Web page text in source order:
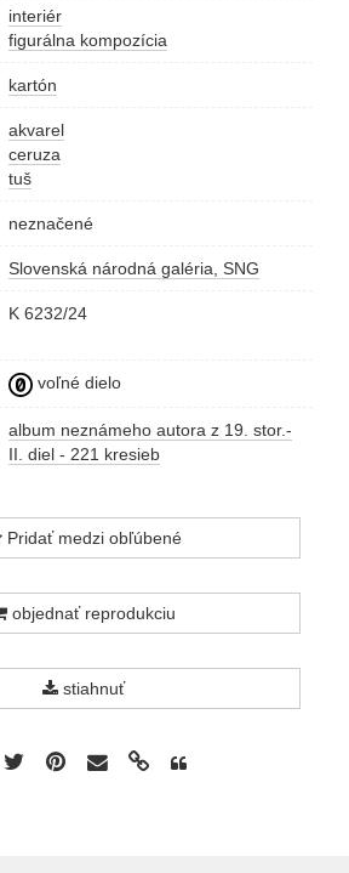
interiér
figurálna kompozícia
kartón
akvarel
ceruza
tuš
neznačené
Slovenská národná galéria, SNG
K 6232/24
voľné dielo
album neznámeho autora z 19. stor.-
II. diel - 221 kresieb
Pridať medzi obľúbené
objednať reprodukciu
stiahnuť